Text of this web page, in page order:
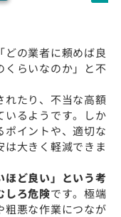
どの業者に頼めば良
くらいなのか」と不
れたり、不当な高額
いるようです。しか
ポイントや、適切な
大きく軽減できま
ほど良い」という考
しろ危険です。極端
粗悪な作業につなが